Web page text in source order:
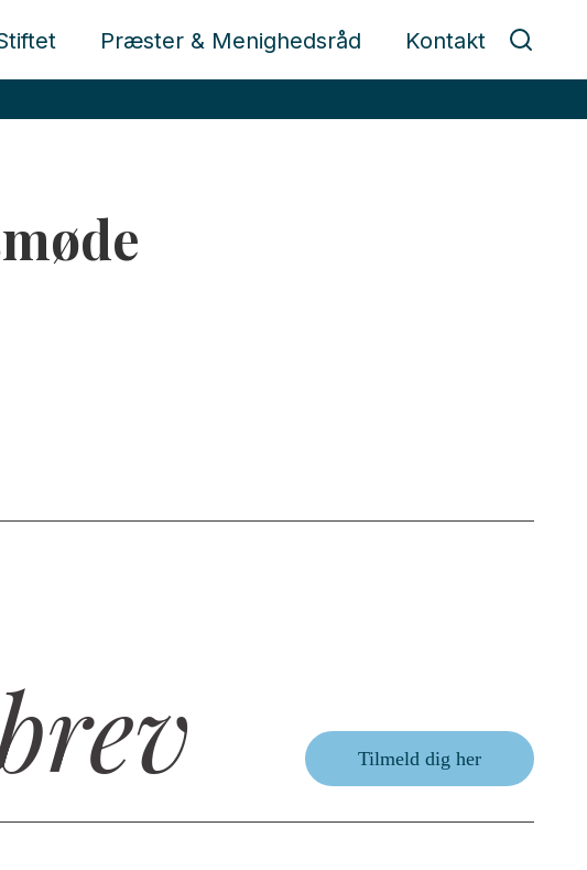
Præster & Menighedsråd Kontakt
Tilmeld dig her